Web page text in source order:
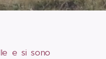
e si sono